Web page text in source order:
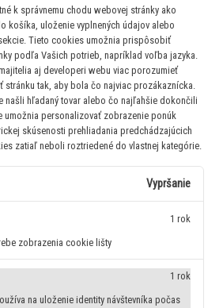
k správnemu chodu webovej stránky ako
košíka, uloženie vyplnených údajov alebo
Tieto cookies umožnia prispôsobiť
podľa Vašich potrieb, napríklad voľba jazyka.
aj developeri webu viac porozumieť
stránku tak, aby bola čo najviac prozákaznícka.
našli hľadaný tovar alebo čo najľahšie dokončili
umožnia personalizovať zobrazenie ponúk
skúsenosti prehliadania predchádzajúcich
zatiaľ neboli roztriedené do vlastnej kategórie.
Vypršanie
zobrazenia cookie lišty
1 rok
na uloženie identity návštevníka počas
1 rok